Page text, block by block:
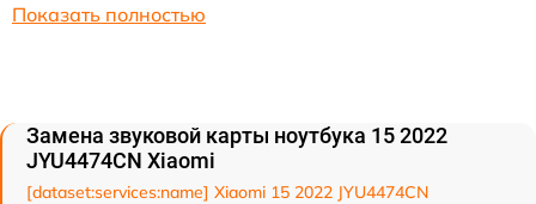
Показать полностью
Замена звуковой карты ноутбука 15 2022
JYU4474CN Xiaomi
[dataset:services:name] Xiaomi 15 2022 JYU4474CN